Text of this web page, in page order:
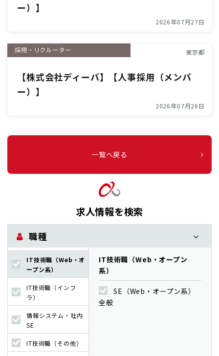
ー）】
2026年07月27日
採用・リクルーター 東京都
【株式会社ディーバ】【人事採用（メンバ
ー）】
2026年07月26日
一覧へ戻る
求人情報を検索
職種
IT技術職（Web・オ
ープン系）
IT技術職（インフ
ラ）
情報システム・社内
SE
IT技術職（その他）
IT技術職（Web・オープン
系）
SE（Web・オープン系）
全般